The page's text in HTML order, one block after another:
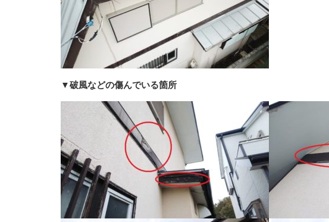
▼破風などの傷んでいる箇所